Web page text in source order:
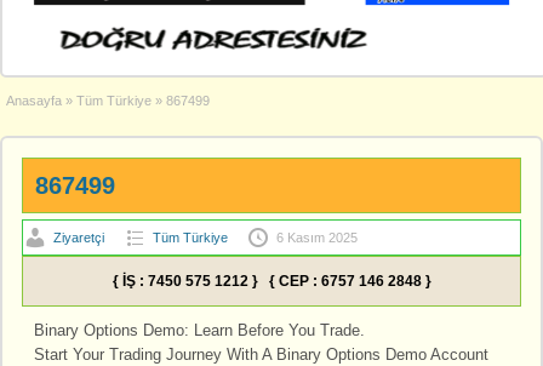
Anasayfa » Tüm Türkiye » 867499
867499
Ziyaretçi Tüm Türkiye 6 Kasım 2025
{ İŞ : 7450 575 1212 } { CEP : 6757 146 2848 }
Binary Options Demo: Learn Before You Trade.
Start Your Trading Journey With A Binary Options Demo Account